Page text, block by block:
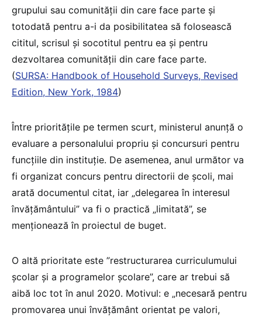
grupului sau comunităţii din care face parte şi
totodată pentru a-i da posibilitatea să folosească
cititul, scrisul şi socotitul pentru ea şi pentru
dezvoltarea comunităţii din care face parte.
(SURSA: Handbook of Household Surveys, Revised
Edition, New York, 1984)
Între prioritățile pe termen scurt, ministerul anunță o
evaluare a personalului propriu și concursuri pentru
funcțiile din instituție. De asemenea, anul următor va
fi organizat concurs pentru directorii de școli, mai
arată documentul citat, iar „delegarea în interesul
învățământului” va fi o practică „limitată”, se
menționează în proiectul de buget.
O altă prioritate este ”restructurarea curriculumului
școlar și a programelor școlare”, care ar trebui să
aibă loc tot în anul 2020. Motivul: e „necesară pentru
promovarea unui învățământ orientat pe valori,